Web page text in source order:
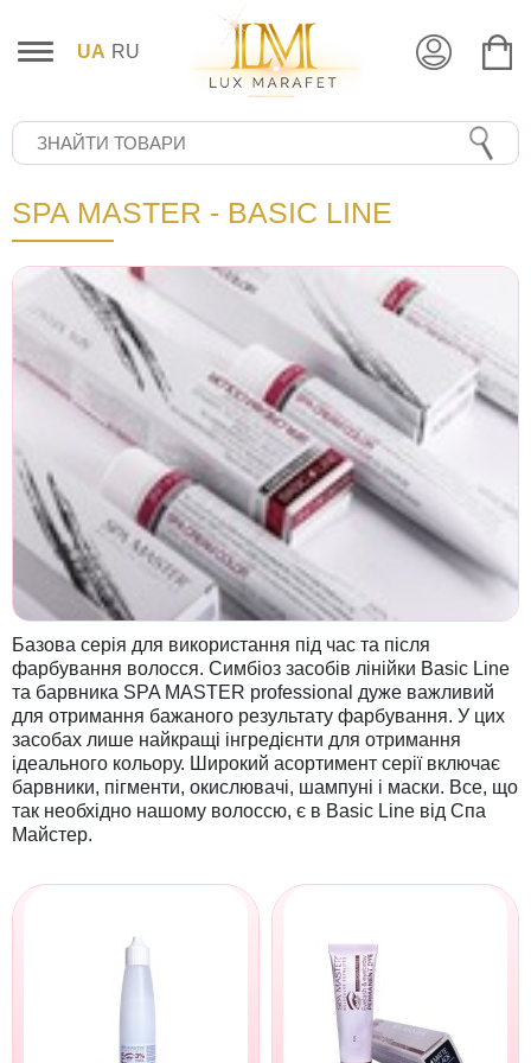
UA RU
SPA MASTER - BASIC LINE
Базова серія для використання під час та після
фарбування волосся. Симбіоз засобів лінійки Basic Line
та барвника SPA MASTER professional дуже важливий
для отримання бажаного результату фарбування. У цих
засобах лише найкращі інгредієнти для отримання
ідеального кольору. Широкий асортимент серії включає
барвники, пігменти, окислювачі, шампуні і маски. Все, що
так необхідно нашому волоссю, є в Basic Line від Спа
Майстер.